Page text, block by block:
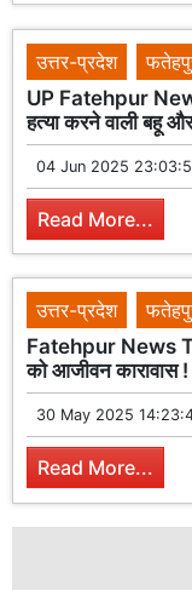
उत्तर-प्रदेश
UP Fatehpur
हत्या करने वाली बहू
04 Jun 2025
Read More...
उत्तर-प्रदेश
Fatehpur News
को आजीवन कारावास !
30 May 2025
Read More...